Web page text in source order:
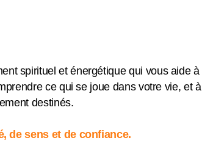
spirituel et énergétique qui vous aide à
ce qui se joue dans votre vie, et à
destinés.
de sens et de confiance.